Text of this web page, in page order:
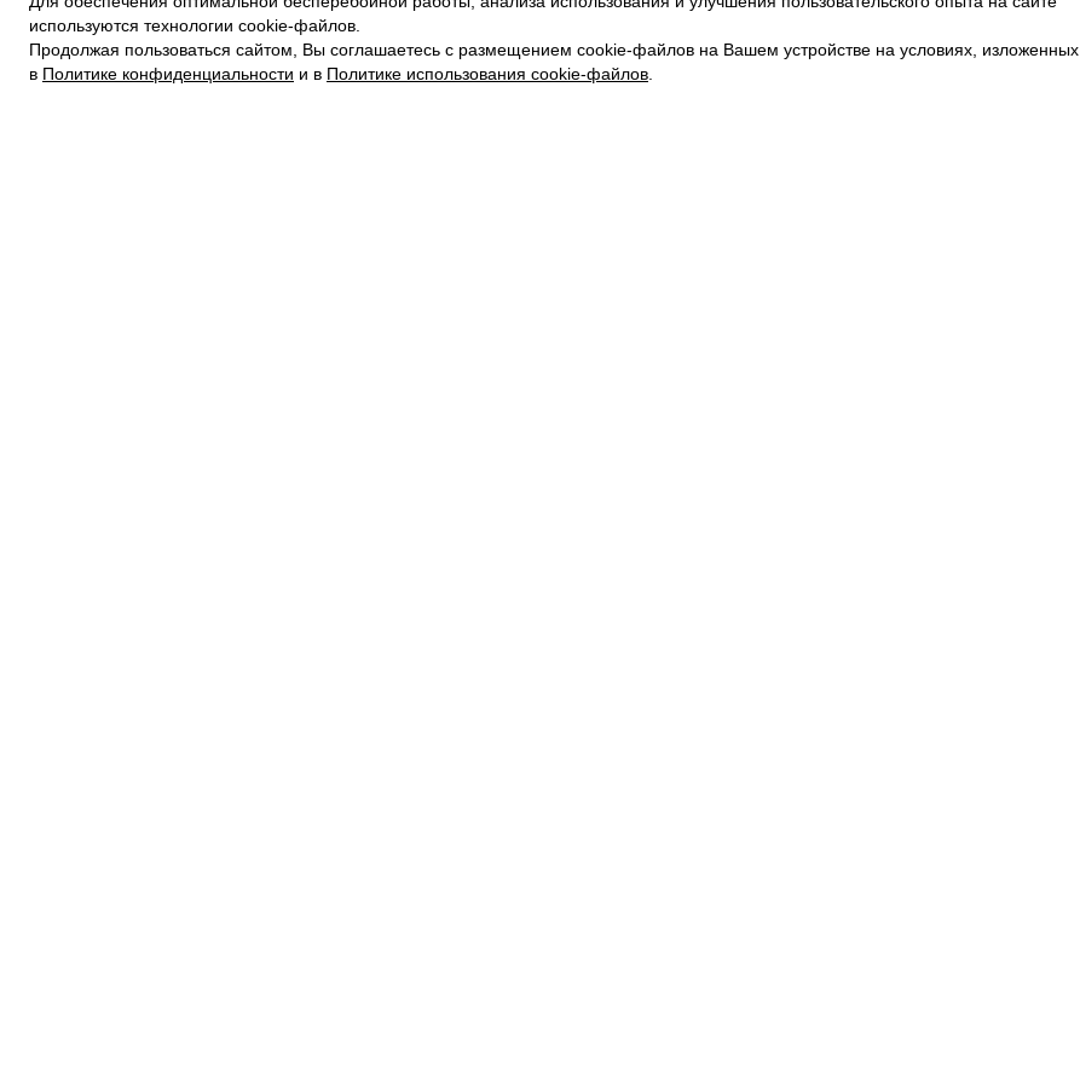
используются технологии cookie-файлов.
Продолжая пользоваться сайтом, Вы соглашаетесь с размещением cookie-файлов на Вашем устройстве на условиях, изложенных
в Политике конфиденциальности и в Политике использования cookie-файлов
ПОЛИТИКА КОНФИДЕНЦИАЛЬНОСТИ
ПОЛИТИКА COOKIE
УСЛОВИЯ ПОКУПКИ
КАРЬЕРА
ТЕЛЕГРАМ